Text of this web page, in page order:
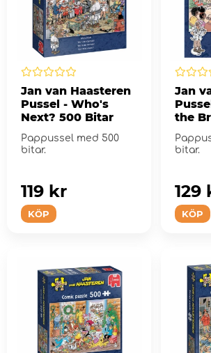
Jan van Haasteren
Pussel - Who's
Next? 500 Bitar
Pappussel med 500
bitar.
KÖP
119 kr
Jan
the
Bitar
bitar.
KÖP
129